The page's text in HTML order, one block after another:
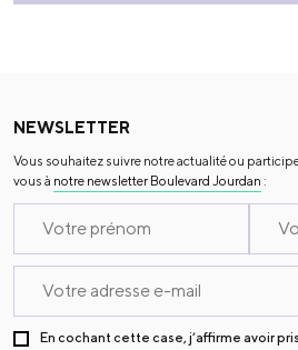
NEWSLETTER
Vous souhaitez suivre notre actualité ou
vous à notre newsletter Boulevard Jourdan :
En cochant cette case, j’affirme avoir